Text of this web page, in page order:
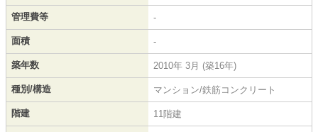
管理費等 -
面積 -
築年数 2010年 3月 (築16年)
種別/構造 マンション/鉄筋コンクリート
階建 11階建